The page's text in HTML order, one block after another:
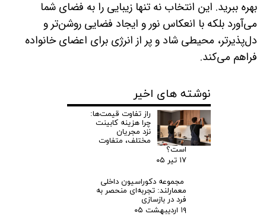
بهره ببرید. این انتخاب نه تنها زیبایی را به فضای شما
می‌آورد بلکه با انعکاس نور و ایجاد فضایی روشن‌تر و
دل‌پذیرتر، محیطی شاد و پر از انرژی برای اعضای خانواده
فراهم می‌کند.
نوشته های اخیر
راز تفاوت قیمت‌ها:
چرا هزینه کابینت
نزد مجریان
مختلف، متفاوت
است؟
۱۷ تیر ۰۵
مجموعه دکوراسیون داخلی
معمارلند: تجربه‌ای منحصر به
فرد در بازسازی
۱۹ اردیبهشت ۰۵